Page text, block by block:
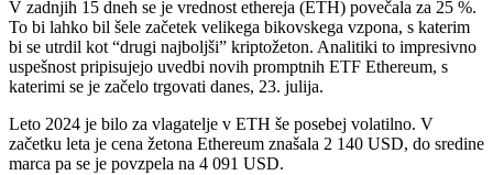
V zadnjih 15 dneh se je vrednost ethereja (ETH) povečala za 25 %.
To bi lahko bil šele začetek velikega bikovskega vzpona, s katerim
bi se utrdil kot “drugi najboljši” kriptožeton. Analitiki to impresivno
uspešnost pripisujejo uvedbi novih promptnih ETF Ethereum, s
katerimi se je začelo trgovati danes, 23. julija.
Leto 2024 je bilo za vlagatelje v ETH še posebej volatilno. V
začetku leta je cena žetona Ethereum znašala 2 140 USD, do sredine
marca pa se je povzpela na 4 091 USD.